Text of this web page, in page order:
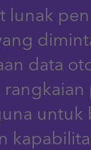
lunak
data
untuk